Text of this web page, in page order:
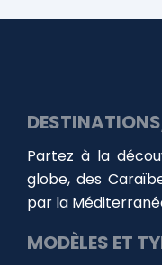
Partez à la
globe, des
par la
MODÈLES ET